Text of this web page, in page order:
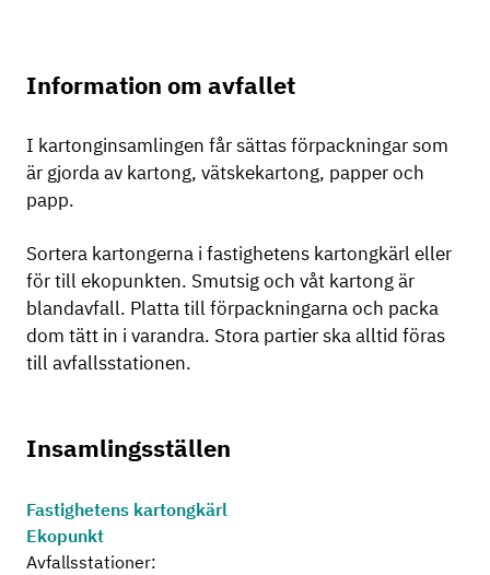
Information om avfallet
I kartonginsamlingen får sättas förpackningar som
är gjorda av kartong, vätskekartong, papper och
papp.
Sortera kartongerna i fastighetens kartongkärl eller
för till ekopunkten. Smutsig och våt kartong är
blandavfall. Platta till förpackningarna och packa
dom tätt in i varandra. Stora partier ska alltid föras
till avfallsstationen.
Insamlingsställen
Fastighetens kartongkärl
Ekopunkt
Avfallsstationer: